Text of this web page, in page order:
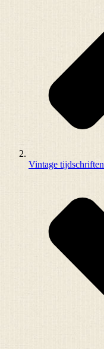
Vintage tijdschriften